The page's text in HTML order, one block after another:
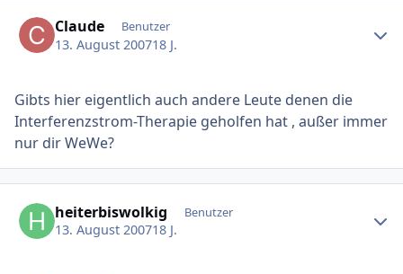
Claude Benutzer
13. August 200718 J.
Gibts hier eigentlich auch andere Leute denen die
Interferenzstrom-Therapie geholfen hat , außer immer
nur dir WeWe?
heiterbiswolkig Benutzer
13. August 200718 J.